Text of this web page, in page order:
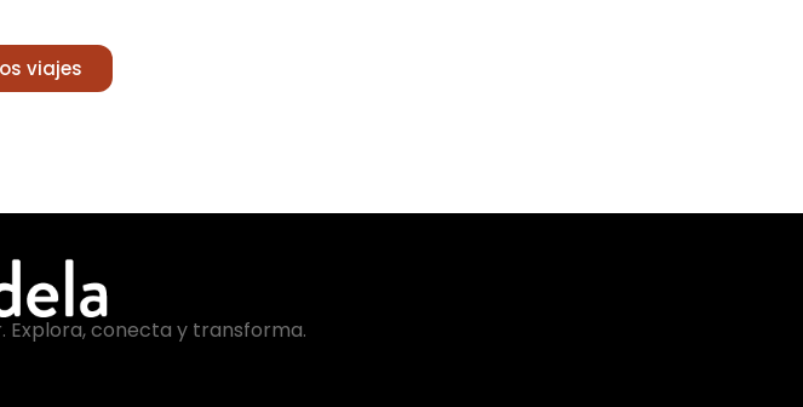
viajes
Explora, conecta y transforma.